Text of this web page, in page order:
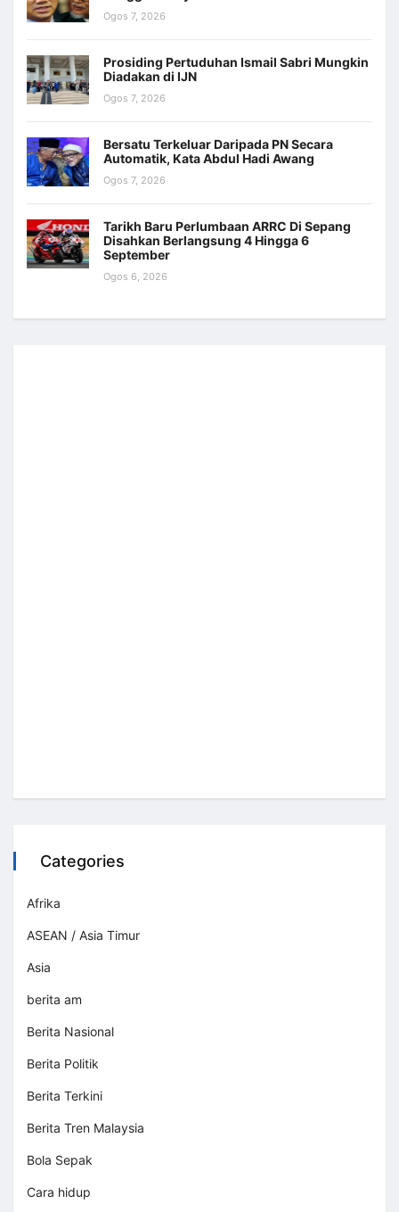
Ogos 7, 2026
Prosiding Pertuduhan Ismail Sabri Mungkin
Diadakan di IJN
Ogos 7, 2026
Bersatu Terkeluar Daripada PN Secara
Automatik, Kata Abdul Hadi Awang
Ogos 7, 2026
Tarikh Baru Perlumbaan ARRC Di Sepang
Disahkan Berlangsung 4 Hingga 6
September
Ogos 6, 2026
Categories
Afrika
ASEAN / Asia Timur
Asia
berita am
Berita Nasional
Berita Politik
Berita Terkini
Berita Tren Malaysia
Bola Sepak
Cara hidup